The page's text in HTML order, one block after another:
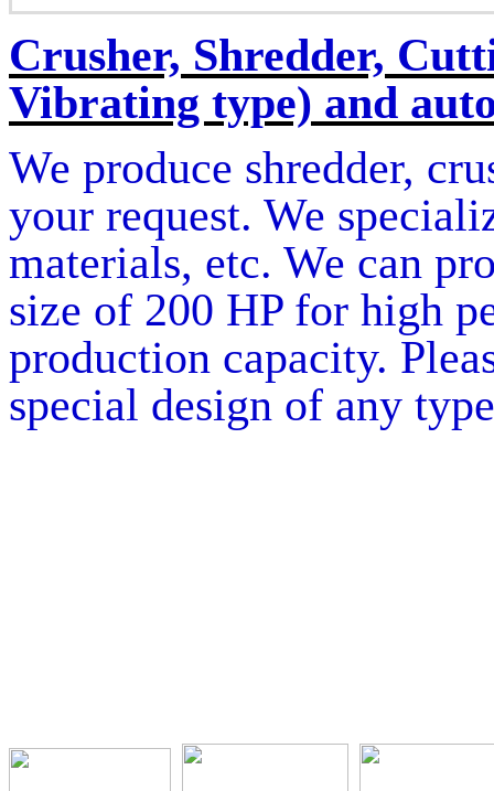
Crusher, Shredder,
Vibrating type) and
We produce shredder,
your request. We
materials, etc. We can
size of 200 HP for high
production capacity.
special design of any